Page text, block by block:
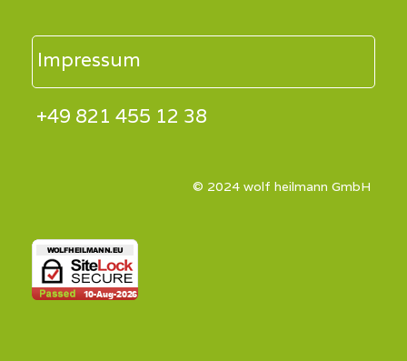
Impressum
+49 821 455 12 38
© 2024 wolf heilmann GmbH